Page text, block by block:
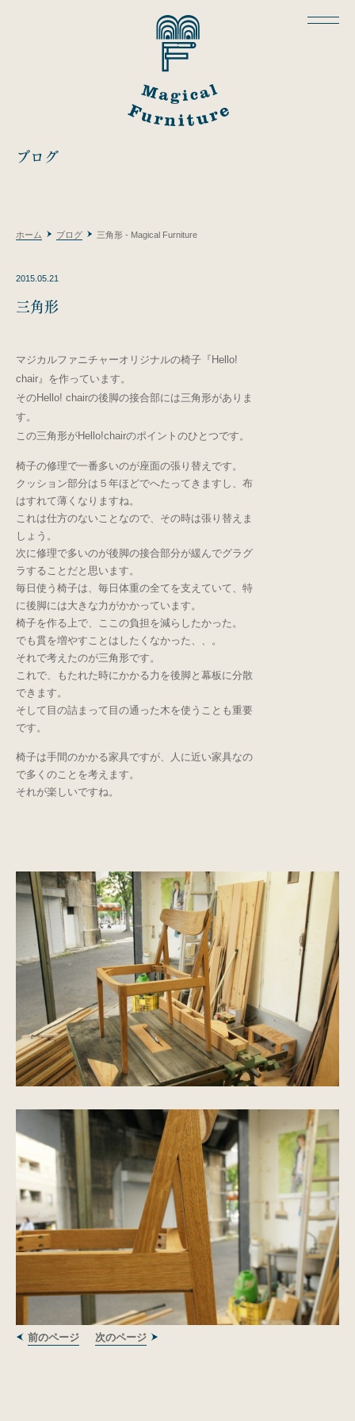
ブログ
ホーム ブログ 三角形 - Magical Furniture
2015.05.21
三角形
マジカルファニチャーオリジナルの椅子『Hello!
chair』を作っています。
そのHello! chairの後脚の接合部には三角形がありま
す。
この三角形がHello!chairのポイントのひとつです。
椅子の修理で一番多いのが座面の張り替えです。
クッション部分は５年ほどでへたってきますし、布
はすれて薄くなりますね。
これは仕方のないことなので、その時は張り替えま
しょう。
次に修理で多いのが後脚の接合部分が緩んでグラグ
ラすることだと思います。
毎日使う椅子は、毎日体重の全てを支えていて、特
に後脚には大きな力がかかっています。
椅子を作る上で、ここの負担を減らしたかった。
でも貫を増やすことはしたくなかった、、。
それで考えたのが三角形です。
これで、もたれた時にかかる力を後脚と幕板に分散
できます。
そして目の詰まって目の通った木を使うことも重要
です。
椅子は手間のかかる家具ですが、人に近い家具なの
で多くのことを考えます。
それが楽しいですね。
前のページ 次のページ